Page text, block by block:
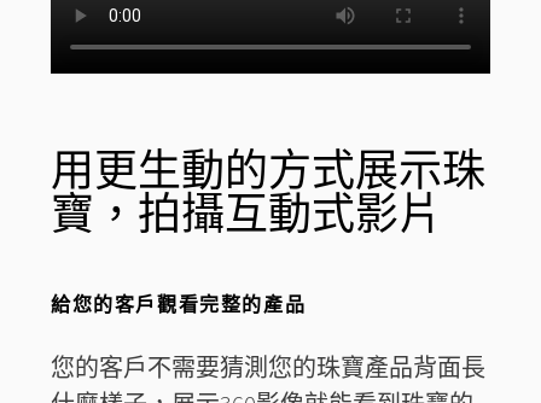
用更生動的方式展示珠
寶，拍攝互動式影片
給您的客戶觀看完整的產品
您的客戶不需要猜測您的珠寶產品背面長